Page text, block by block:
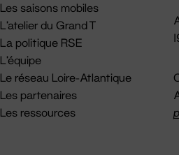
Les saisons mobiles
L'atelier du Grand T
La politique RSE
L'équipe
Le réseau Loire-Atlantique
Les partenaires
Les ressources